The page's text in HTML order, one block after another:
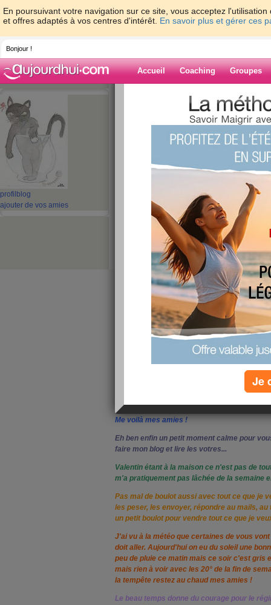
En poursuivant votre navigation sur ce site, vous acceptez
et offres adaptés à vos centres d'intérêt. En savoir plus et gérer ces
Bonjour !
Accueil Coaching Groupes
profil blog
ajouter de vos amies
> > Enfin un
Blog de sylchat
Enfin un petit
publié le 27/02/2010 à 18:24
Me voilà mes amies !
Eh ben enfin un petit moment calme pour
faire mon blog et lire les votres...
Valentin étant à la maison ce n'est pas de
m'a pratiquement pas lâchée de la semaine
Pas mal de boulot aussi avec tout ce que je
les peser, les envoyer, répondre au mails,
un petit boulot pour vendre tout ce que je
J'ai vu à la météo que certaines de vous
doit aller. Aujourd'hui on eu du soleil une
peu de pluie ce matin mais ce soir c'est gris
mais rien à voir avec les 20° de la fin de
la tempête restez au chaud mes amies !
Le beau temps donne du courage pour le
Je